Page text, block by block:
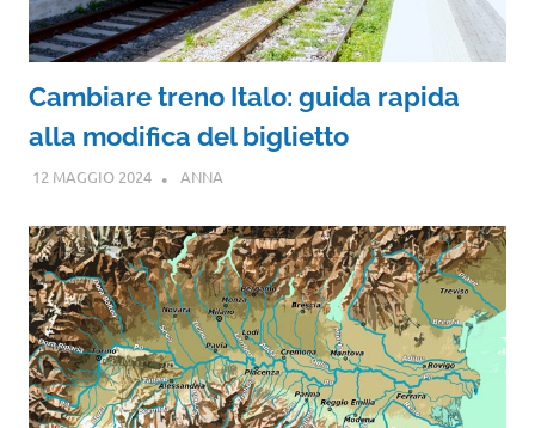
Cambiare treno Italo: guida rapida
alla modifica del biglietto
12 MAGGIO 2024 ANNA